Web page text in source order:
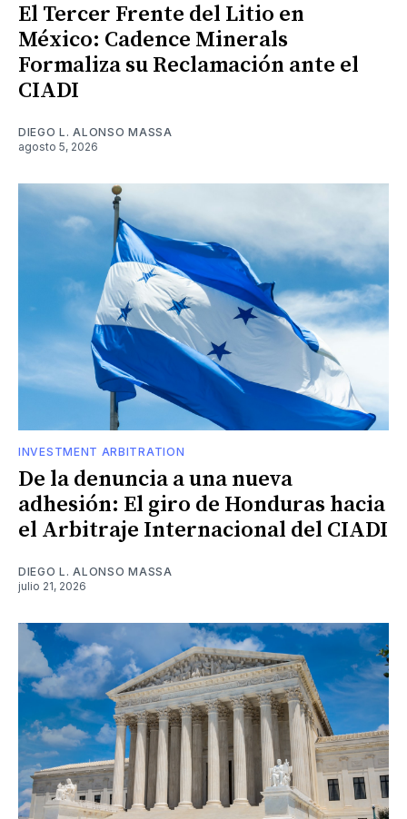
El Tercer Frente del Litio en
México: Cadence Minerals
Formaliza su Reclamación ante el
CIADI
DIEGO L. ALONSO MASSA
agosto 5, 2026
INVESTMENT ARBITRATION
De la denuncia a una nueva
adhesión: El giro de Honduras hacia
el Arbitraje Internacional del CIADI
DIEGO L. ALONSO MASSA
julio 21, 2026